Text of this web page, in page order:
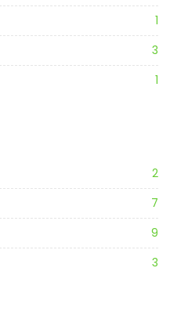
1
3
1
2
7
9
3